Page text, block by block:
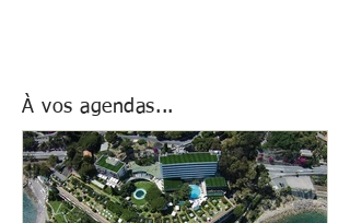
À vos agendas...